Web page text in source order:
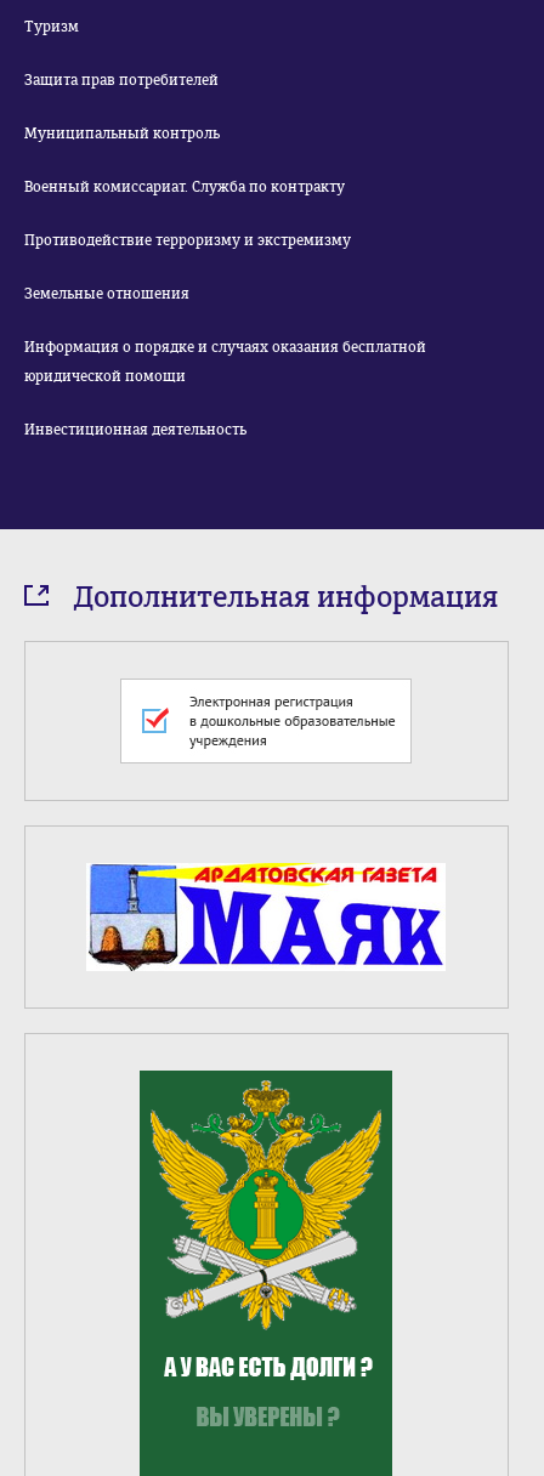
Туризм
Защита прав потребителей
Муниципальный контроль
Военный комиссариат. Служба по контракту
Противодействие терроризму и экстремизму
Земельные отношения
Информация о порядке и случаях оказания бесплатной
юридической помощи
Инвестиционная деятельность
Дополнительная информация